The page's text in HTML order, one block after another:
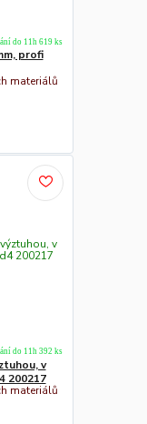
profi
materiálů
do 11h 619 ks
v
200217
materiálů
do 11h 392 ks